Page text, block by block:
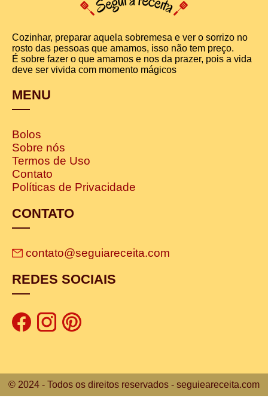
Cozinhar, preparar aquela sobremesa e ver o sorrizo no
rosto das pessoas que amamos, isso não tem preço.
É sobre fazer o que amamos e nos da prazer, pois a vida
deve ser vivida com momento mágicos
MENU
Bolos
Sobre nós
Termos de Uso
Contato
Políticas de Privacidade
CONTATO
contato@seguiareceita.com
REDES SOCIAIS
© 2024 - Todos os direitos reservados - seguieareceita.com